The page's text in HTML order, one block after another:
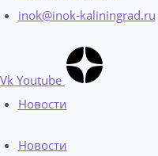
inok@inok-kaliningrad.ru
Vk Youtube
Новости
Новости